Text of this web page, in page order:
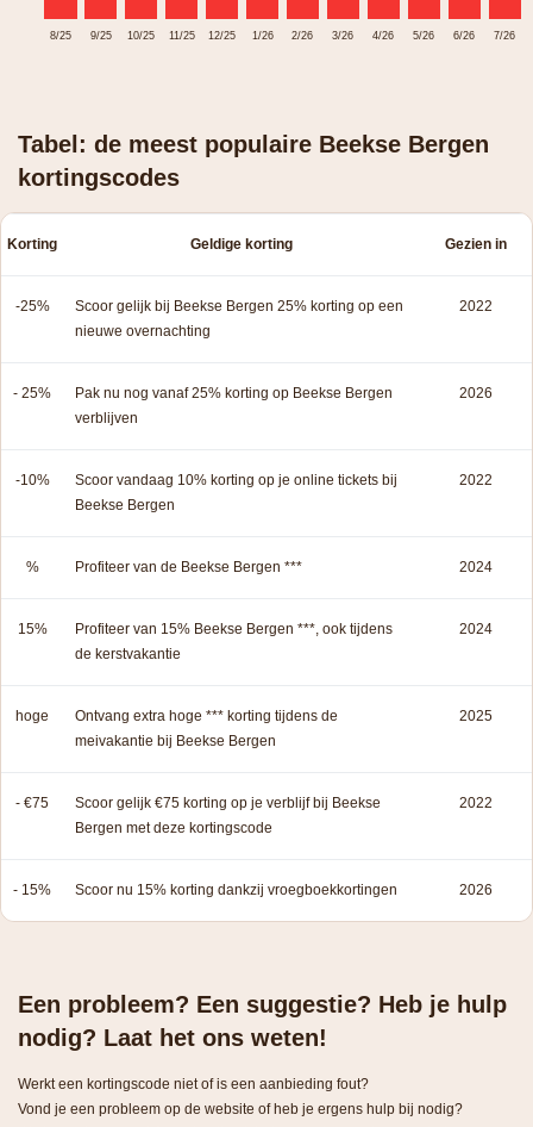
8/25 9/25 10/25 11/25 12/25 1/26 2/26 3/26 4/26 5/26 6/26 7/26
Tabel: de meest populaire Beekse Bergen
kortingscodes
Korting Geldige korting Gezien in
-25%
Scoor gelijk bij Beekse Bergen 25% korting op een
nieuwe overnachting
2022
- 25%
Pak nu nog vanaf 25% korting op Beekse Bergen
verblijven
2026
-10%
Scoor vandaag 10% korting op je online tickets bij
Beekse Bergen
2022
% Profiteer van de Beekse Bergen *** 2024
15%
Profiteer van 15% Beekse Bergen ***, ook tijdens
de kerstvakantie
2024
hoge
Ontvang extra hoge *** korting tijdens de
meivakantie bij Beekse Bergen
2025
- €75
Scoor gelijk €75 korting op je verblijf bij Beekse
Bergen met deze kortingscode
2022
- 15% Scoor nu 15% korting dankzij vroegboekkortingen 2026
Een probleem? Een suggestie? Heb je hulp
nodig? Laat het ons weten!
Werkt een kortingscode niet of is een aanbieding fout?
Vond je een probleem op de website of heb je ergens hulp bij nodig?